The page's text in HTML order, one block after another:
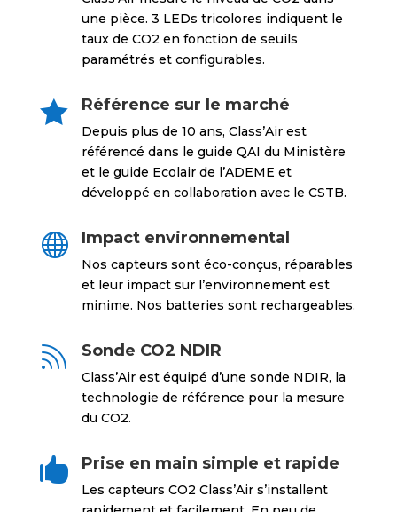
une pièce. 3 LEDs tricolores indiquent le
taux de CO2 en fonction de seuils
paramétrés et configurables.
 Référence sur le marché
Depuis plus de 10 ans, Class’Air est
référencé dans le guide QAI du Ministère
et le guide Ecolair de l’ADEME et
développé en collaboration avec le CSTB.
 Impact environnemental
Nos capteurs sont éco-conçus, réparables
et leur impact sur l’environnement est
minime. Nos batteries sont rechargeables.
 Sonde CO2 NDIR
Class’Air est équipé d’une sonde NDIR, la
technologie de référence pour la mesure
du CO2.
 Prise en main simple et rapide
Les capteurs CO2 Class’Air s’installent